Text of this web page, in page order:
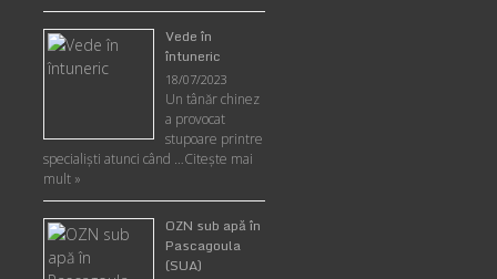
Vede în
întuneric
18/07/2023
Un tânăr chinez
a provocat
stupoare printre
specialişti atunci când …Citește mai
mult »
OZN sub apă în
Pascagoula
(SUA)